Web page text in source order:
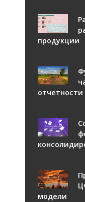
продукции
отчетности
модели